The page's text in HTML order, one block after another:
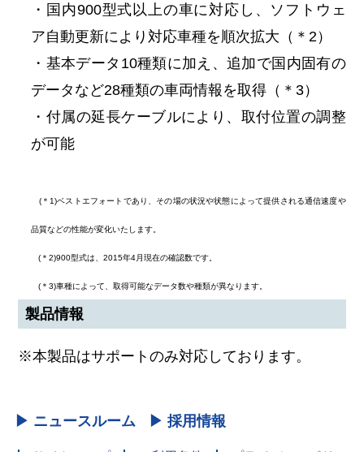
・国内900型式以上の車に対応し、ソフトウェ
ア自動更新により対応車種を順次拡大（＊2）
・基本データ10種類に加え、追加で国内固有の
データなど28種類の車両情報を取得（＊3）
・付属の延長ケーブルにより、取付位置の調整
が可能
(＊1)ベストエフォートであり、その場の状況や状態によって提供される通信速度や
品質などの性能が変化いたします。
(＊2)900型式は、2015年4月現在の確認数です。
(＊3)車種によって、取得可能なデータ数や種類が異なります。
製品情報
※本製品はサポートのみ対応しております。
▶ ニュースルーム ▶ 採用情報